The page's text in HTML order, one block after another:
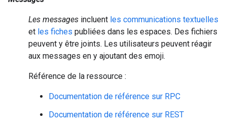
Les messages incluent les communications textuelles
et les fiches publiées dans les espaces. Des fichiers
peuvent y être joints. Les utilisateurs peuvent réagir
aux messages en y ajoutant des emoji.
Référence de la ressource :
Documentation de référence sur RPC
Documentation de référence sur REST